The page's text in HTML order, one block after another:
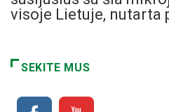
visoje Lietuje, nutarta
SEKITE MUS